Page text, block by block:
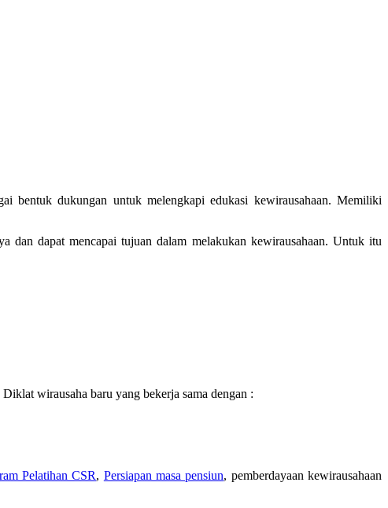
bentuk dukungan untuk melengkapi edukasi kewirausahaan. Memiliki
dan dapat mencapai tujuan dalam melakukan kewirausahaan. Untuk itu
wirausaha baru yang bekerja sama dengan :
Pelatihan CSR, Persiapan masa pensiun, pemberdayaan kewirausahaan